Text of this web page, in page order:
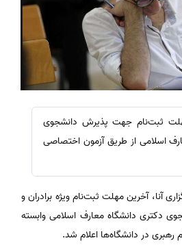
ثبت‌نام جهت پذیرش دانشجوی
اسلامی از طریق آزمون اختصاصی
آنا، آخرین مهلت ثبت‌نام ویژه برادران و
دکتری دانشگاه معارف اسلامی وابسته
رهبری در دانشگاه‌ها اعلام شد.